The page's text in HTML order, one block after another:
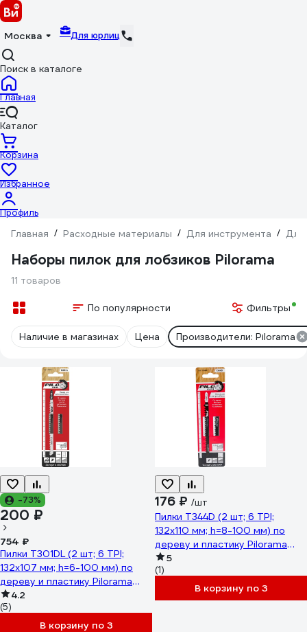
Москва Для юрлиц
Поиск в каталоге
Главная
Каталог
Корзина
Избранное
Профиль
Главная / Расходные материалы / Для инструмента / Для
Наборы пилок для лобзиков Pilorama
11 товаров
По популярности Фильтры
Наличие в магазинах Цена Производители: Pilorama
-73%
200 ₽
754 ₽
Пилки T301DL (2 шт; 6 TPI;
132x107 мм; h=6-100 мм) по
дереву и пластику Pilorama
553012
4.2
(5)
В корзину по 3
176 ₽ /шт
Пилки T344D (2 шт; 6 TPI;
132x110 мм; h=8-100 мм) по
дереву и пластику Pilorama
553440
5
(1)
В корзину по 3